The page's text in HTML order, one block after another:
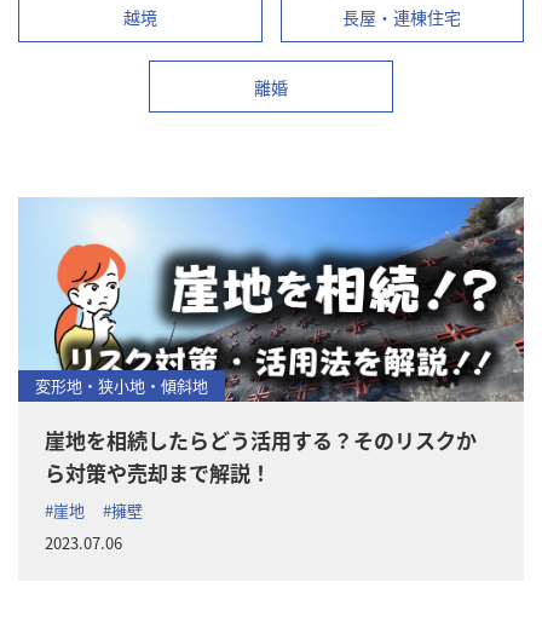
越境 長屋・連棟住宅
離婚
変形地・狭小地・傾斜地
崖地を相続したらどう活用する？そのリスクか
ら対策や売却まで解説！
#崖地
#擁壁
2023.07.06